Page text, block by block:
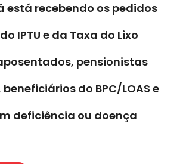
está recebendo os pedidos
IPTU e da Taxa do Lixo
pensionistas
do BPC/LOAS e
deficiência ou doença